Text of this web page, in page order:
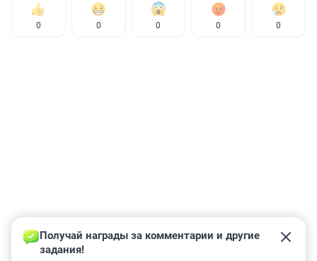
0 0 0 0 0
Получай награды за комментарии и другие
задания!